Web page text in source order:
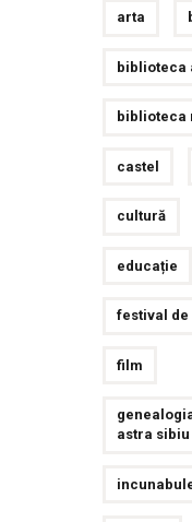
arta
biblioteca
biblioteca
castel
cultură
educație
festival de
film
astra sibiu